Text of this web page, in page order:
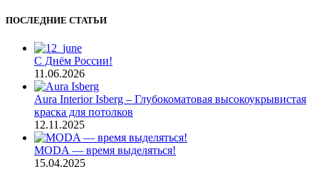
ПОСЛЕДНИЕ СТАТЬИ
С Днём России!
11.06.2026
Aura Interior Isberg – Глубокоматовая высокоукрывистая
краска для потолков
12.11.2025
MODA — время выделяться!
15.04.2025